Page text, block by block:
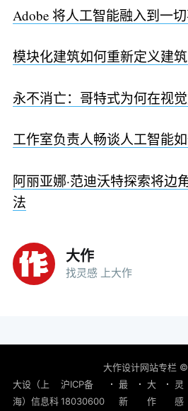
Adobe 将人工智能融入到一
模块化建筑如何重新定义建
永不消亡：哥特式为何在视
工作室负责人畅谈人工智能
阿丽亚娜·范迪沃特探索将边
法
大作
找灵感 上大作
大作设计网站专栏 ©
大设（上
海）信息科
沪ICP备
18030600
最
新
大
作
灵
感